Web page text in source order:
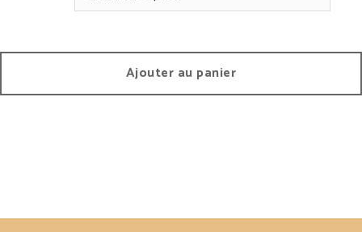
Ajouter au panier